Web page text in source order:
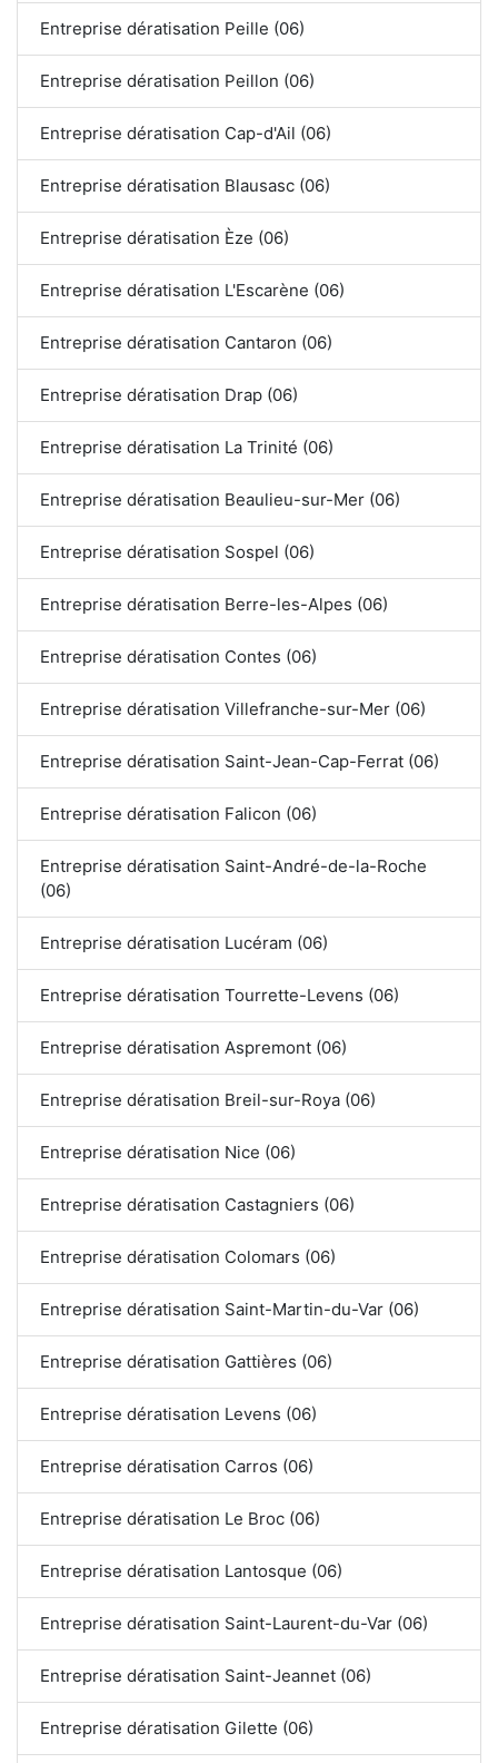
Entreprise dératisation Peille (06)
Entreprise dératisation Peillon (06)
Entreprise dératisation Cap-d'Ail (06)
Entreprise dératisation Blausasc (06)
Entreprise dératisation Èze (06)
Entreprise dératisation L'Escarène (06)
Entreprise dératisation Cantaron (06)
Entreprise dératisation Drap (06)
Entreprise dératisation La Trinité (06)
Entreprise dératisation Beaulieu-sur-Mer (06)
Entreprise dératisation Sospel (06)
Entreprise dératisation Berre-les-Alpes (06)
Entreprise dératisation Contes (06)
Entreprise dératisation Villefranche-sur-Mer (06)
Entreprise dératisation Saint-Jean-Cap-Ferrat (06)
Entreprise dératisation Falicon (06)
Entreprise dératisation Saint-André-de-la-Roche
(06)
Entreprise dératisation Lucéram (06)
Entreprise dératisation Tourrette-Levens (06)
Entreprise dératisation Aspremont (06)
Entreprise dératisation Breil-sur-Roya (06)
Entreprise dératisation Nice (06)
Entreprise dératisation Castagniers (06)
Entreprise dératisation Colomars (06)
Entreprise dératisation Saint-Martin-du-Var (06)
Entreprise dératisation Gattières (06)
Entreprise dératisation Levens (06)
Entreprise dératisation Carros (06)
Entreprise dératisation Le Broc (06)
Entreprise dératisation Lantosque (06)
Entreprise dératisation Saint-Laurent-du-Var (06)
Entreprise dératisation Saint-Jeannet (06)
Entreprise dératisation Gilette (06)